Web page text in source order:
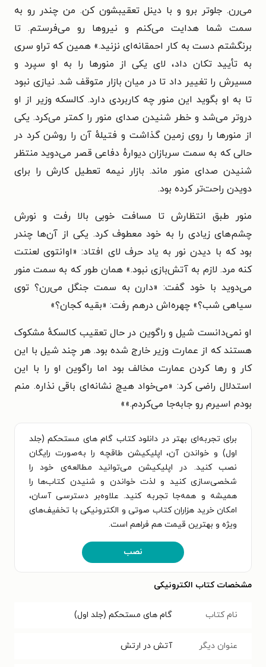
می‌رن. جلوتر برو و با دینل تعقیبشون کن. من چندر رو به
سمت شما هدایت می‌کنم و نیروها رو می‌فرستم. تا
برنگشتم دست به کار احمقانه‌ای نزنید.‌» همین که تراو سری
به تأیید تکان داد، لای یکی از منورها را به او سپرد و
مسیرش را تغییر داد تا در میان بازار متوقف شد. نیازی نبود
تا به او بگوید این منور چه کاربردی دارد. کالسکه وزیر از او
دروتر می‌شد و خطر شنیدن صدای منور را کمتر می‌کرد. یکی
از منورها را روی زمین گذاشت و فتیلهٔ آن را روشن کرد در
حالی که به سمت سربازان دیوارهٔ دفاعی قصر می‌دوید منتظر
شنیدن صدای منور ماند. بازار نیمه تعطیل کارش را برای
دویدن راحت‌تر کرده بود.
منور طبق انتظارش تا مسافت خوبی بالا رفت و نورش
چشم‌های زیادی را به خود معطوف کرد. یکی از آن‌ها چندر
بود که با دیدن نور به یاد حرف لای افتاد: «اوانتوی لعنتت
کنه مرد. لازم به آتش‌بازی نبود.» همان طور که به سمت منور
می‌دوید با خود گفت: «دارن به سمت جنگل می‌رن؟ توی
سیاهی شب؟» چهره‌اش درهم رفت: «بقیه کجان؟»
او نمی‌دانست شیل و راگوین در حال تعقیب کالسکهٔ مشکوک
هستند که از عمارت وزیر خارج شده بود. هر چند شیل با این
کار و رها کردن عمارت مخالف بود اما راگوین او را با این
استدلال راضی کرد: «می‌خواد هیچ نشانه‌ای باقی نذاره. منم
بودم اسیرم رو جابه‌جا می‌کردم.»»
برای تجربه‌ای بهتر در دانلود کتاب گام های مستحکم (جلد
اول) و خواندن آن، اپلیکیشن طاقچه را به‌صورت رایگان
نصب کنید. در اپلیکیشن می‌توانید مطالعه‌ی خود را
شخصی‌سازی کنید و لذت خواندن و شنیدن کتاب‌ها را
همیشه و همه‌جا تجربه کنید. علاوه‌بر دسترسی آسان،
امکان خرید هزاران کتاب صوتی و الکترونیکی با تخفیف‌های
ویژه و بهترین قیمت هم فراهم است.
نصب
مشخصات کتاب الکترونیکی
نام کتاب گام های مستحکم (جلد اول)
عنوان دیگر آتش در ارتش